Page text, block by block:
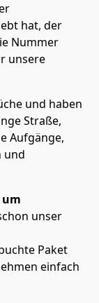
hat, der
Nummer
unsere
und haben
Straße,
Aufgänge,
und
um
unser
Paket
einfach